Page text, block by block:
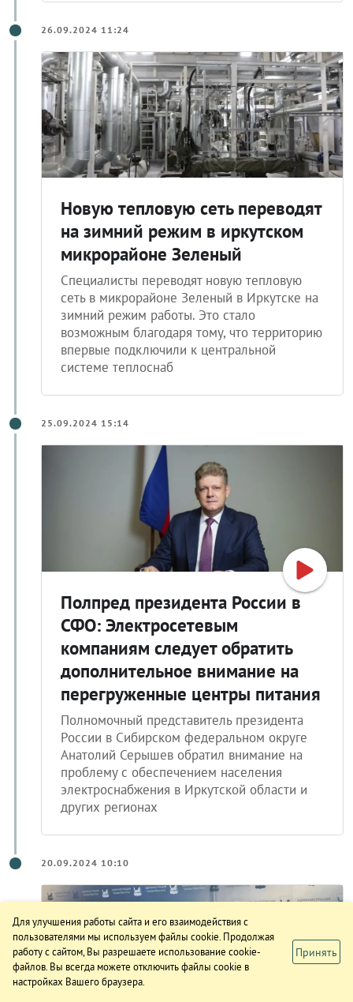
26.09.2024 11:24
Новую тепловую сеть переводят
на зимний режим в иркутском
микрорайоне Зеленый
Специалисты переводят новую тепловую
сеть в микрорайоне Зеленый в Иркутске на
зимний режим работы. Это стало
возможным благодаря тому, что территорию
впервые подключили к центральной
системе теплоснаб
25.09.2024 15:14
Полпред президента России в
СФО: Электросетевым
компаниям следует обратить
дополнительное внимание на
перегруженные центры питания
Полномочный представитель президента
России в Сибирском федеральном округе
Анатолий Серышев обратил внимание на
проблему с обеспечением населения
электроснабжения в Иркутской области и
других регионах
20.09.2024 10:10
Для улучшения работы сайта и его взаимодействия с
пользователями мы используем файлы cookie. Продолжая
работу с сайтом, Вы разрешаете использование cookie-
файлов. Вы всегда можете отключить файлы cookie в
настройках Вашего браузера.
Принять